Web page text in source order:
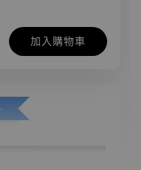
加入購物車
作室]】